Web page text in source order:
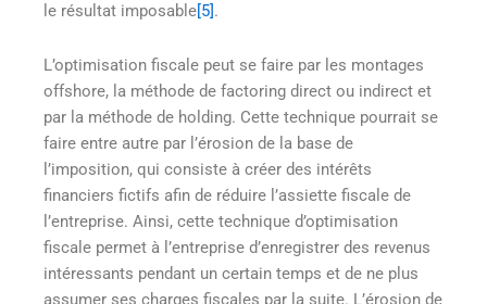
le résultat imposable [5] .
L’optimisation fiscale peut se faire par les montages
offshore, la méthode de factoring direct ou indirect et
par la méthode de holding. Cette technique pourrait se
faire entre autre par l’érosion de la base de
l’imposition, qui consiste à créer des intérêts
financiers fictifs afin de réduire l’assiette fiscale de
l’entreprise. Ainsi, cette technique d’optimisation
fiscale permet à l’entreprise d’enregistrer des revenus
intéressants pendant un certain temps et de ne plus
assumer ses charges fiscales par la suite. L’érosion de